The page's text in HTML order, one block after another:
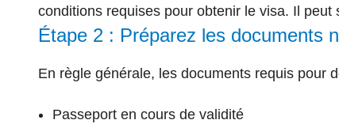
conditions requises pour obtenir le visa. Il peut
Étape 2 : Préparez les documents
En règle générale, les documents requis pour
Passeport en cours de validité